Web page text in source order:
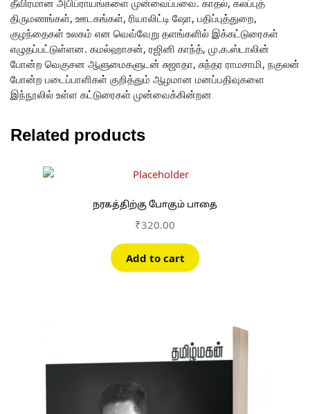
திருமணங்கள், ஊடகங்கள், ரியாலிட்டி ஷோ, பதிப்புத்துறை,
குழந்தைகள் உலகம் என வெவ்வேறு தளங்களில் இக்கட்டுரைகள்
எழுதப்பட்டுள்ளன. கமல்ஹாசன், ரஜினி காந்த், மு.க.ஸ்டாலின்
போன்ற வெகுசன ஆளுமைகளுடன் சுஜாதா, சுந்தர ராமசாமி, நகுலன்
போன்ற படைப்பாளிகள் குறித்தும் ஆழமான மனப்பதிவுகளை
இந்நூலில் உள்ள கட்டுரைகள் முன்வைக்கின்றன
Related products
நரகத்திற்கு போகும் பாதை
₹320.00
Add to cart